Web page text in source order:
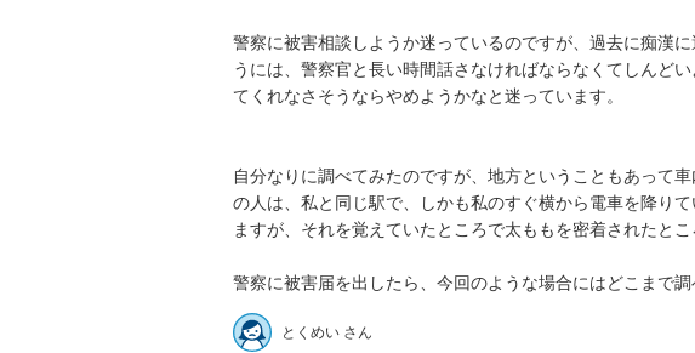
警察に被害相談しようか迷っているのですが、過去に痴漢
うには、警察官と長い時間話さなければならなくてしんど
てくれなさそうならやめようかなと迷っています。
自分なりに調べてみたのですが、地方ということもあって
の人は、私と同じ駅で、しかも私のすぐ横から電車を降り
ますが、それを覚えていたところで太ももを密着されたと
警察に被害届を出したら、今回のような場合にはどこまで
とくめい さん